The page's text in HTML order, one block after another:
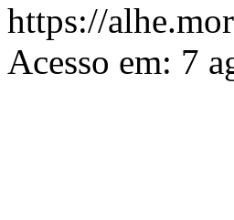
https://
Acesso em: 7